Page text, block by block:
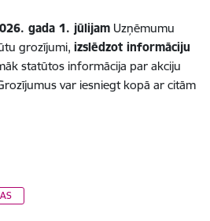
gada 1. jūlijam Uzņēmumu
grozījumi, izslēdzot informāciju
statūtos informācija par akciju
var iesniegt kopā ar citām
AS